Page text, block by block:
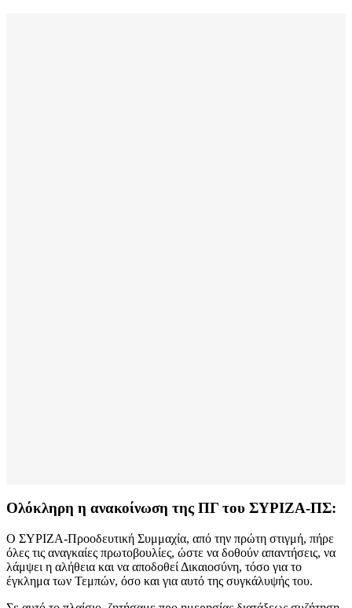
Ολόκληρη η ανακοίνωση της ΠΓ του ΣΥΡΙΖΑ-ΠΣ:
Ο ΣΥΡΙΖΑ-Προοδευτική Συμμαχία, από την πρώτη στιγμή, πήρε
όλες τις αναγκαίες πρωτοβουλίες, ώστε να δοθούν απαντήσεις, να
λάμψει η αλήθεια και να αποδοθεί Δικαιοσύνη, τόσο για το
έγκλημα των Τεμπών, όσο και για αυτό της συγκάλυψής του.